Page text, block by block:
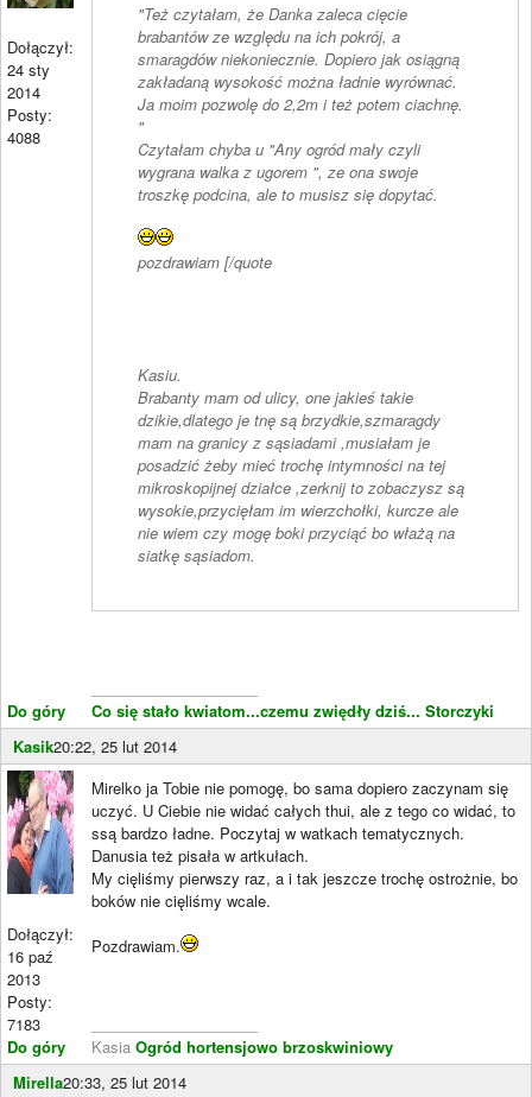
Dołączył:
24 sty
2014
Posty:
4088
Do góry
"Też czytałam, że Danka zaleca cięcie
brabantów ze względu na ich pokrój, a
smaragdów niekoniecznie. Dopiero jak osiągną
zakładaną wysokość można ładnie wyrównać.
Ja moim pozwolę do 2,2m i też potem ciachnę.
"
Czytałam chyba u "Any ogród mały czyli
wygrana walka z ugorem ", ze ona swoje
troszkę podcina, ale to musisz się dopytać.
pozdrawiam [/quote
Kasiu.
Brabanty mam od ulicy, one jakieś takie
dzikie,dlatego je tnę są brzydkie,szmaragdy
mam na granicy z sąsiadami ,musiałam je
posadzić żeby mieć trochę intymności na tej
mikroskopijnej działce ,zerknij to zobaczysz są
wysokie,przycięłam im wierzchołki, kurcze ale
nie wiem czy mogę boki przyciąć bo włażą na
siatkę sąsiadom.
Co się stało kwiatom...czemu zwiędły dziś... Storczyki
Kasik20:22, 25 lut 2014
Dołączył:
16 paź
2013
Posty:
7183
Do góry
Mirelko ja Tobie nie pomogę, bo sama dopiero zaczynam się
uczyć. U Ciebie nie widać całych thui, ale z tego co widać, to
ssą bardzo ładne. Poczytaj w watkach tematycznych.
Danusia też pisała w artkułach.
My cięliśmy pierwszy raz, a i tak jeszcze trochę ostrożnie, bo
boków nie cięliśmy wcale.
Pozdrawiam.
Kasia Ogród hortensjowo brzoskwiniowy
Mirella20:33, 25 lut 2014